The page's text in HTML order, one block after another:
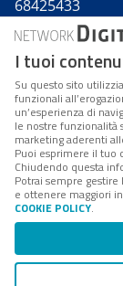
68425433
Forumpa.itè
presso
Reg. n. 182
FPA
è un'azienda
Codice
I tuoi
Su questo sito
funzionali
un’esperienza di
le nostre funzionalità
marketing aderenti
Puoi esprimere il tuo
Chiudendo questa
Potrai sempre gestire
e ottenere maggiori
COOKIE POLICY.